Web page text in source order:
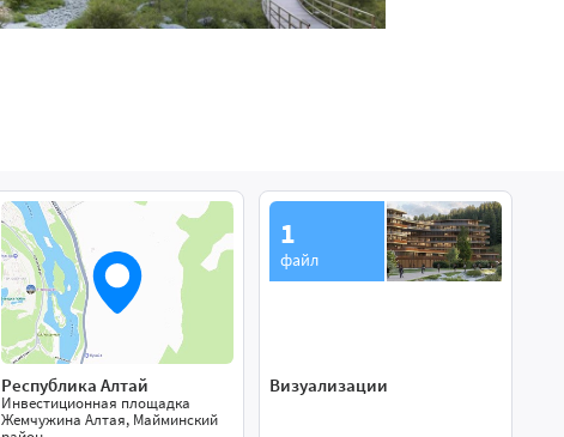
Республика Алтай
Инвестиционная площадка
Жемчужина Алтая, Майминский
1
файл
Визуализации